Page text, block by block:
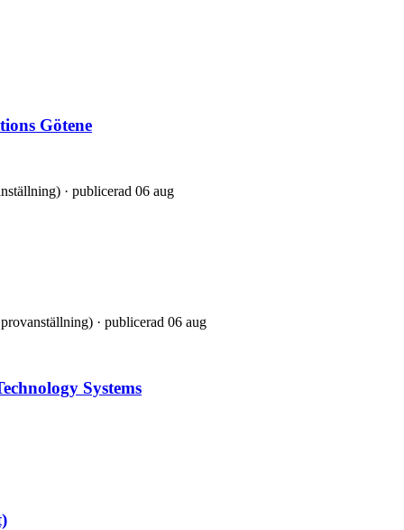
Götene
· publicerad 06 aug
· publicerad 06 aug
Systems